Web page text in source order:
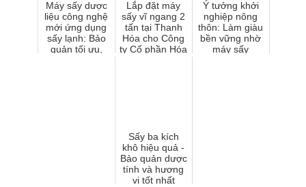
Máy sấy dược
liệu công nghệ
mới ứng dụng
sấy lạnh: Bảo
quản tối ưu,
Lắp đặt máy
sấy vĩ ngang 2
tấn tại Thanh
Hóa cho Công
ty Cổ phần Hóa
Ý tưởng khởi
nghiệp nông
thôn: Làm giàu
bền vững nhờ
máy sấy
Sấy ba kích
khô hiệu quả -
Bảo quản dược
tính và hương
vị tốt nhất